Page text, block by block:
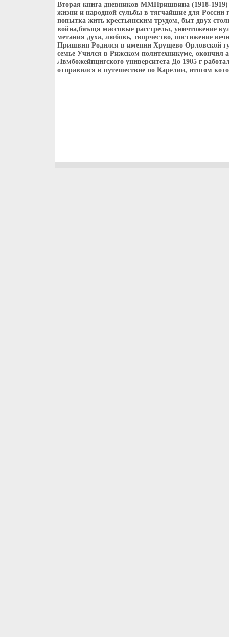
Вторая книга дневников ММПришвина (1918-1919)
жизни и народной сульбы в тягчайшие для России
попытка жить крестьянским трудом, быт двух
война,бяъщя массовые расстрелы, уничтожение
метания духа, любовь, творчество, постижение
Пришвин Родился в имении Хрущево Орловской
семье Учился в Рижском политехникуме, окончил
Лвмбожейпцигского университета До 1905 г
отправился в путешествие по Карелии, итогом